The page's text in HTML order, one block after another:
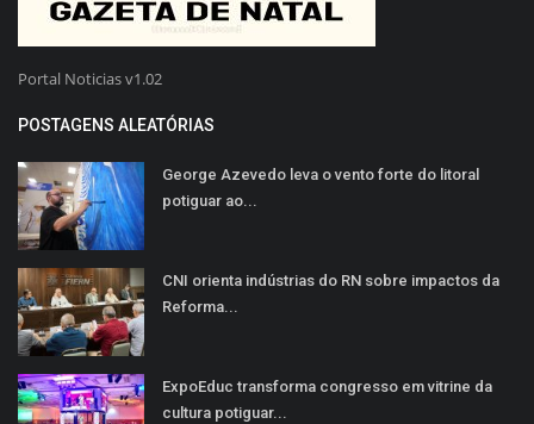
Portal Noticias v1.02
POSTAGENS ALEATÓRIAS
George Azevedo leva o vento forte do litoral
potiguar ao...
CNI orienta indústrias do RN sobre impactos da
Reforma...
ExpoEduc transforma congresso em vitrine da
cultura potiguar...